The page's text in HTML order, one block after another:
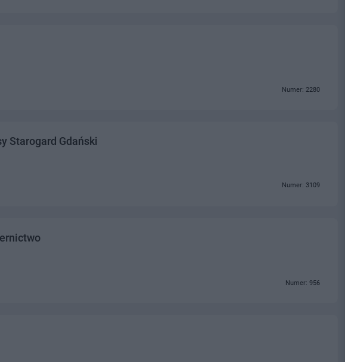
Numer: 2280
Starogard Gdański
Numer: 3109
Numer: 956